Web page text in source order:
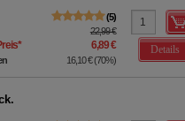
5
22,99 €
* 6,89 €
16,10 €(70%)
Details